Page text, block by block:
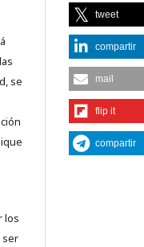
se
los
ser
tweet
compartir
mail
flip it
compartir